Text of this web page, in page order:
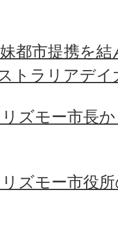
都市提携を
トラリアデ
ズモー市長
ズモー市役